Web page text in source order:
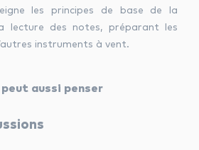
les principes de base de la
lecture des notes, préparant les
instruments à vent.
peut aussi penser